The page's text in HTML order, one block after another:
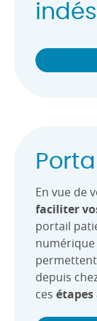
En vue de
faciliter
portail
numérique
depuis
ces